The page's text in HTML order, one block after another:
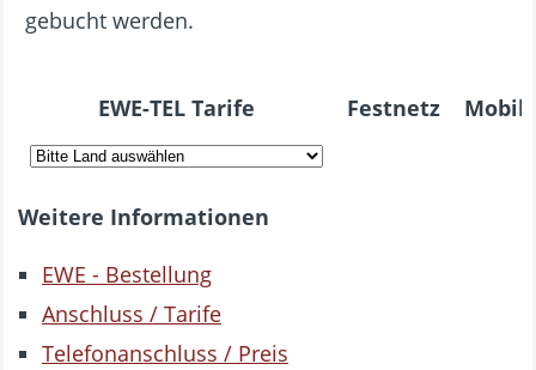
gebucht werden.
EWE-TEL Tarife Festnetz
Weitere Informationen
EWE - Bestellung
Anschluss / Tarife
Telefonanschluss / Preis